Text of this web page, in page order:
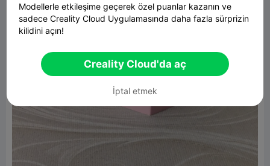
Modellerle etkileşime geçerek özel puanlar kazanın ve
sadece Creality Cloud Uygulamasında daha fazla sürprizin
kilidini açın!
Creality Cloud'da aç
İptal etmek